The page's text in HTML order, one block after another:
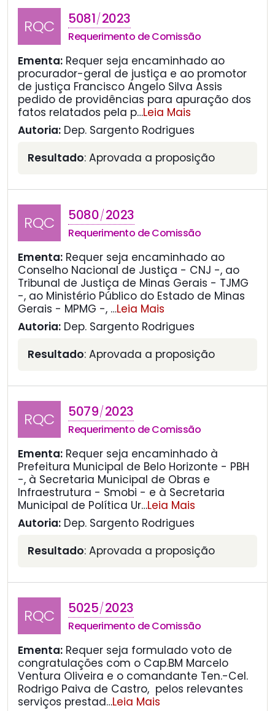
RQC 5081/2023
Requerimento de Comissão
Ementa: Requer seja encaminhado ao
procurador-geral de justiça e ao promotor
de justiça Francisco Angelo Silva Assis
pedido de providências para apuração dos
fatos relatados pela p…Leia Mais
Autoria: Dep. Sargento Rodrigues
Resultado: Aprovada a proposição
RQC 5080/2023
Requerimento de Comissão
Ementa: Requer seja encaminhado ao
Conselho Nacional de Justiça - CNJ -, ao
Tribunal de Justiça de Minas Gerais - TJMG
-, ao Ministério Público do Estado de Minas
Gerais - MPMG -, …Leia Mais
Autoria: Dep. Sargento Rodrigues
Resultado: Aprovada a proposição
RQC 5079/2023
Requerimento de Comissão
Ementa: Requer seja encaminhado à
Prefeitura Municipal de Belo Horizonte - PBH
-, à Secretaria Municipal de Obras e
Infraestrutura - Smobi - e à Secretaria
Municipal de Política Ur…Leia Mais
Autoria: Dep. Sargento Rodrigues
Resultado: Aprovada a proposição
RQC 5025/2023
Requerimento de Comissão
Ementa: Requer seja formulado voto de
congratulações com o Cap.BM Marcelo
Ventura Oliveira e o comandante Ten.-Cel.
Rodrigo Paiva de Castro, pelos relevantes
serviços prestad…Leia Mais